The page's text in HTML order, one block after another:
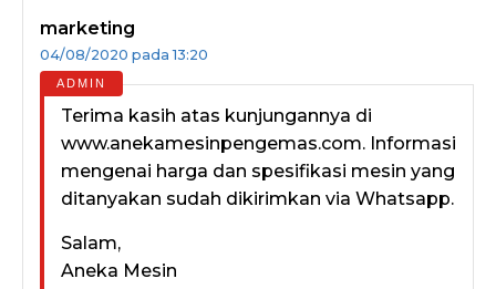
marketing
04/08/2020 pada 13:20
Terima kasih atas kunjungannya di
www.anekamesinpengemas.com. Informasi
mengenai harga dan spesifikasi mesin yang
ditanyakan sudah dikirimkan via Whatsapp.
Salam,
Aneka Mesin